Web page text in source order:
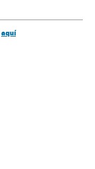
aquí